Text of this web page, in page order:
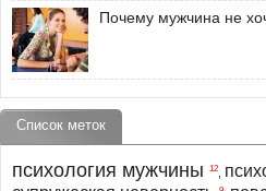
Почему мужчина не
Список меток
психология мужчины 12